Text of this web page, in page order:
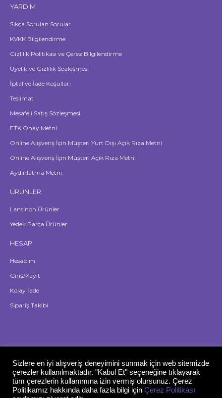
YARDIM
Sıkça Sorulan Sorular
KVKK Bilgilendirme
Gizlilik Politikası ve Çerez Bilgilendirme
Üyelik ve Gizlilik Sözleşmesi
İptal ve İade Koşulları
Teslimat
Mesafeli Satış Sözleşmesi
ETK Onay Metni
Online Alışveriş İçin Müşteri Yurt Dışı Açık Rıza Metni
Online Alışveriş İçin Müşteri Açık Rıza Metni
Aydınlatma Metni
ÜRÜNLER
Lansinoh Ürünler
Yedek Parça Ürünler
HESAP
Hesabım
Giriş/Kayıt
Kolay İade
Sipariş Takibi
Sizlere en iyi alışveriş deneyimini sunmak için web sitemizde
çerezler kullanılmaktadır. "Kabul Et" seçeneğine tıklayarak
tüm çerezlerin kullanımına izin vermiş olursunuz. Çerez
Politikamız hakkında daha fazla bilgi için Çerez Politikası